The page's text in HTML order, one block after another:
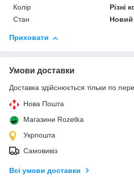
Колір
Різні
Стан
Новий
Приховати
Умови доставки
Доставка здійснюється тільки по
Нова Пошта
Магазини Rozetka
Укрпошта
Самовивіз
Всі умови доставки